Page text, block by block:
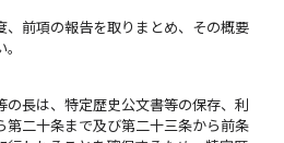
、前項の報告を取りまとめ、その概要
の長は、特定歴史公文書等の保存、利
第二十条まで及び第二十三条から前条